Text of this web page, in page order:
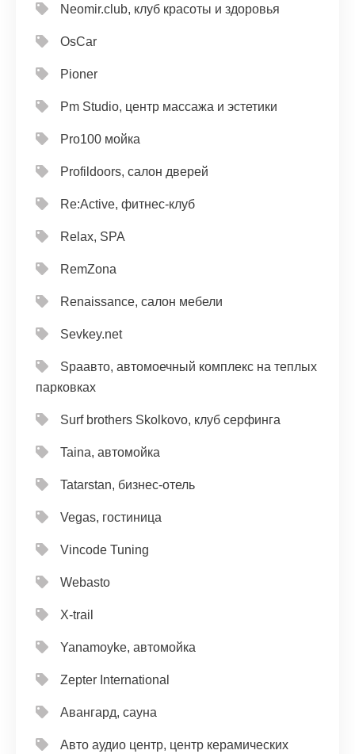
Neomir.club, клуб красоты и здоровья
OsCar
Pioner
Pm Studio, центр массажа и эстетики
Pro100 мойка
Profildoors, салон дверей
Re:Active, фитнес-клуб
Relax, SPA
RemZona
Renaissance, салон мебели
Sevkey.net
Spaавто, автомоечный комплекс на теплых
парковках
Surf brothers Skolkovo, клуб серфинга
Taina, автомойка
Tatarstan, бизнес-отель
Vegas, гостиница
Vincode Tuning
Webasto
X-trail
Yanamoyke, автомойка
Zepter International
Авангард, сауна
Авто аудио центр, центр керамических